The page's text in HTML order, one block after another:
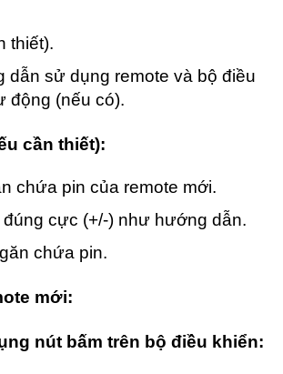
thiết).
dẫn sử dụng remote và bộ điều
động (nếu có).
cần thiết):
chứa pin của remote mới.
đúng cực (+/-) như hướng dẫn.
chứa pin.
mới:
nút bấm trên bộ điều khiển: